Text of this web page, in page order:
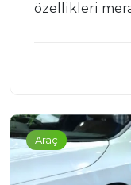
özellikleri
Araç